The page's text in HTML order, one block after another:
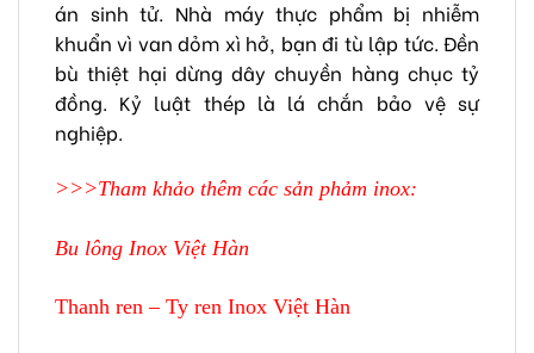
án sinh tử. Nhà máy thực phẩm bị nhiễm
khuẩn vì van dỏm xì hở, bạn đi tù lập tức. Đền
bù thiệt hại dừng dây chuyền hàng chục tỷ
đồng. Kỷ luật thép là lá chắn bảo vệ sự
nghiệp.
>>>Tham khảo thêm các sản phảm inox:
Bu lông Inox Việt Hàn
Thanh ren – Ty ren Inox Việt Hàn